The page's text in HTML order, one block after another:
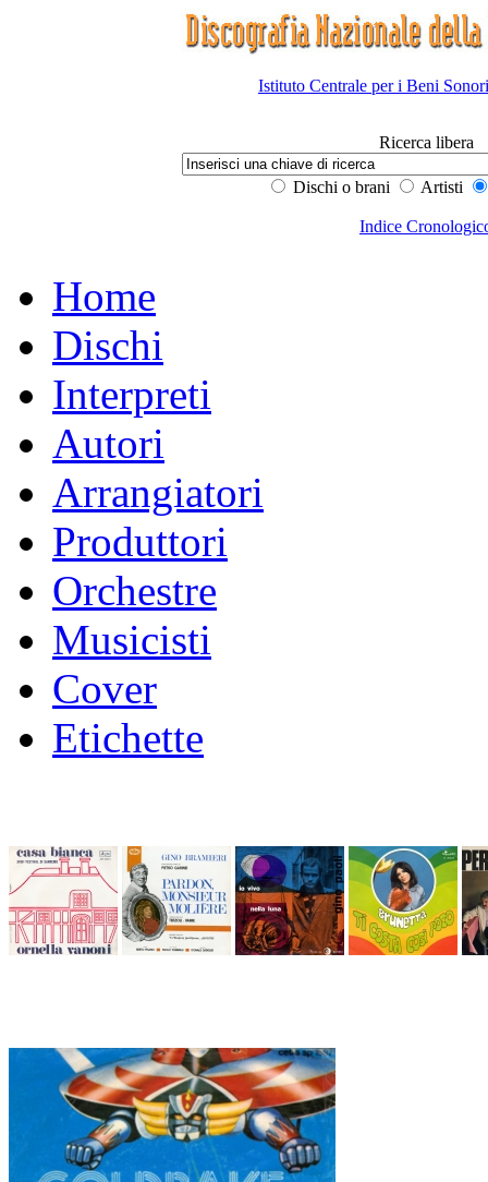
Istituto Centrale per i Beni
Ricerca libera
Dischi o brani Artisti
Indice
Home
Dischi
Interpreti
Autori
Arrangiatori
Produttori
Orchestre
Musicisti
Cover
Etichette